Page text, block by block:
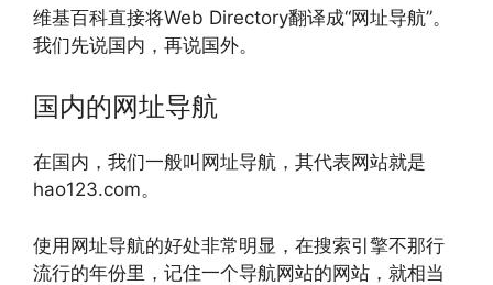
维基百科直接将Web Directory翻译成“网址导航”。
我们先说国内，再说国外。
国内的网址导航
在国内，我们一般叫网址导航，其代表网站就是
hao123.com。
使用网址导航的好处非常明显，在搜索引擎不那行
流行的年份里，记住一个导航网站的网站，就相当